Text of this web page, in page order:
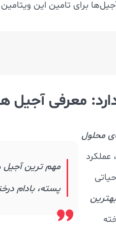
برای تامین این
معرفی آجیل
مهم ترین آجیل
پسته، بادام
محلول
بهترین